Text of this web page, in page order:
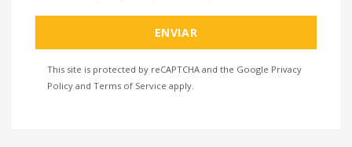
ENVIAR
This site is protected by reCAPTCHA and the Google Privacy
Policy and Terms of Service apply.